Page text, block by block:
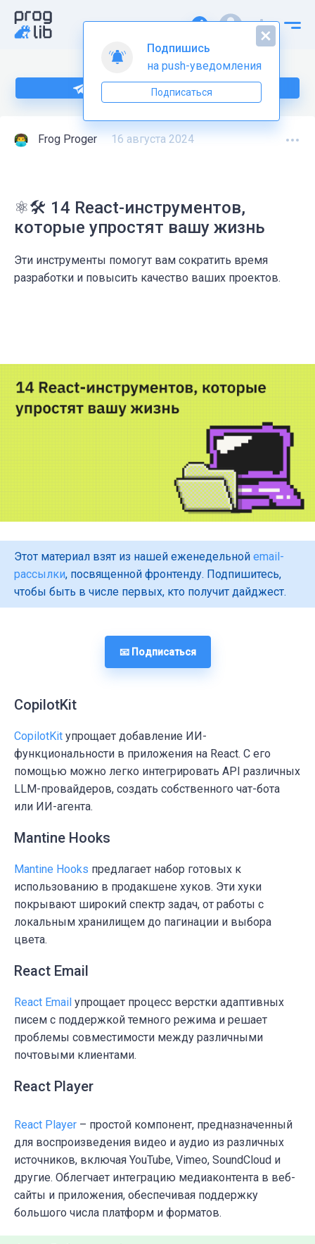
Подпишитесь на нас в Telegram
Frog Proger 16 августа 2024
⚛️🛠️ 14 React-инструментов,
которые упростят вашу жизнь
Эти инструменты помогут вам сократить время
разработки и повысить качество ваших проектов.
Этот материал взят из нашей еженедельной email-
рассылки, посвященной фронтенду. Подпишитесь,
чтобы быть в числе первых, кто получит дайджест.
📧 Подписаться
CopilotKit
CopilotKit упрощает добавление ИИ-
функциональности в приложения на React. С его
помощью можно легко интегрировать API различных
LLM-провайдеров, создать собственного чат-бота
или ИИ-агента.
Mantine Hooks
Mantine Hooks предлагает набор готовых к
использованию в продакшене хуков. Эти хуки
покрывают широкий спектр задач, от работы с
локальным хранилищем до пагинации и выбора
цвета.
React Email
React Email упрощает процесс верстки адаптивных
писем с поддержкой темного режима и решает
проблемы совместимости между различными
почтовыми клиентами.
React Player
React Player – простой компонент, предназначенный
для воспроизведения видео и аудио из различных
источников, включая YouTube, Vimeo, SoundCloud и
другие. Облегчает интеграцию медиаконтента в веб-
сайты и приложения, обеспечивая поддержку
большого числа платформ и форматов.
Подпишись
на push-уведомления
Подписаться